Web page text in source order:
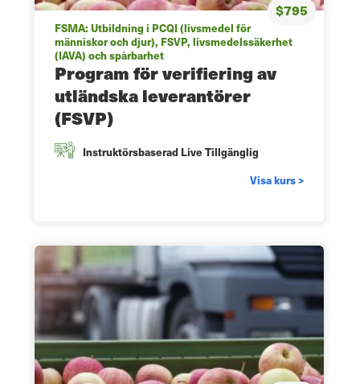
$795
FSMA: Utbildning i PCQI (livsmedel för
människor och djur), FSVP, livsmedelssäkerhet
(IAVA) och spårbarhet
Program för verifiering av
utländska leverantörer
(FSVP)
Instruktörsbaserad Live Tillgänglig
Visa kurs >